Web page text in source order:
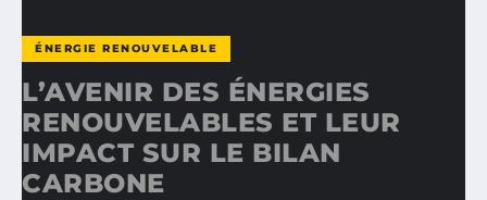
ÉNERGIE RENOUVELABLE
L’AVENIR DES ÉNERGIES
RENOUVELABLES ET LEUR
IMPACT SUR LE BILAN
CARBONE